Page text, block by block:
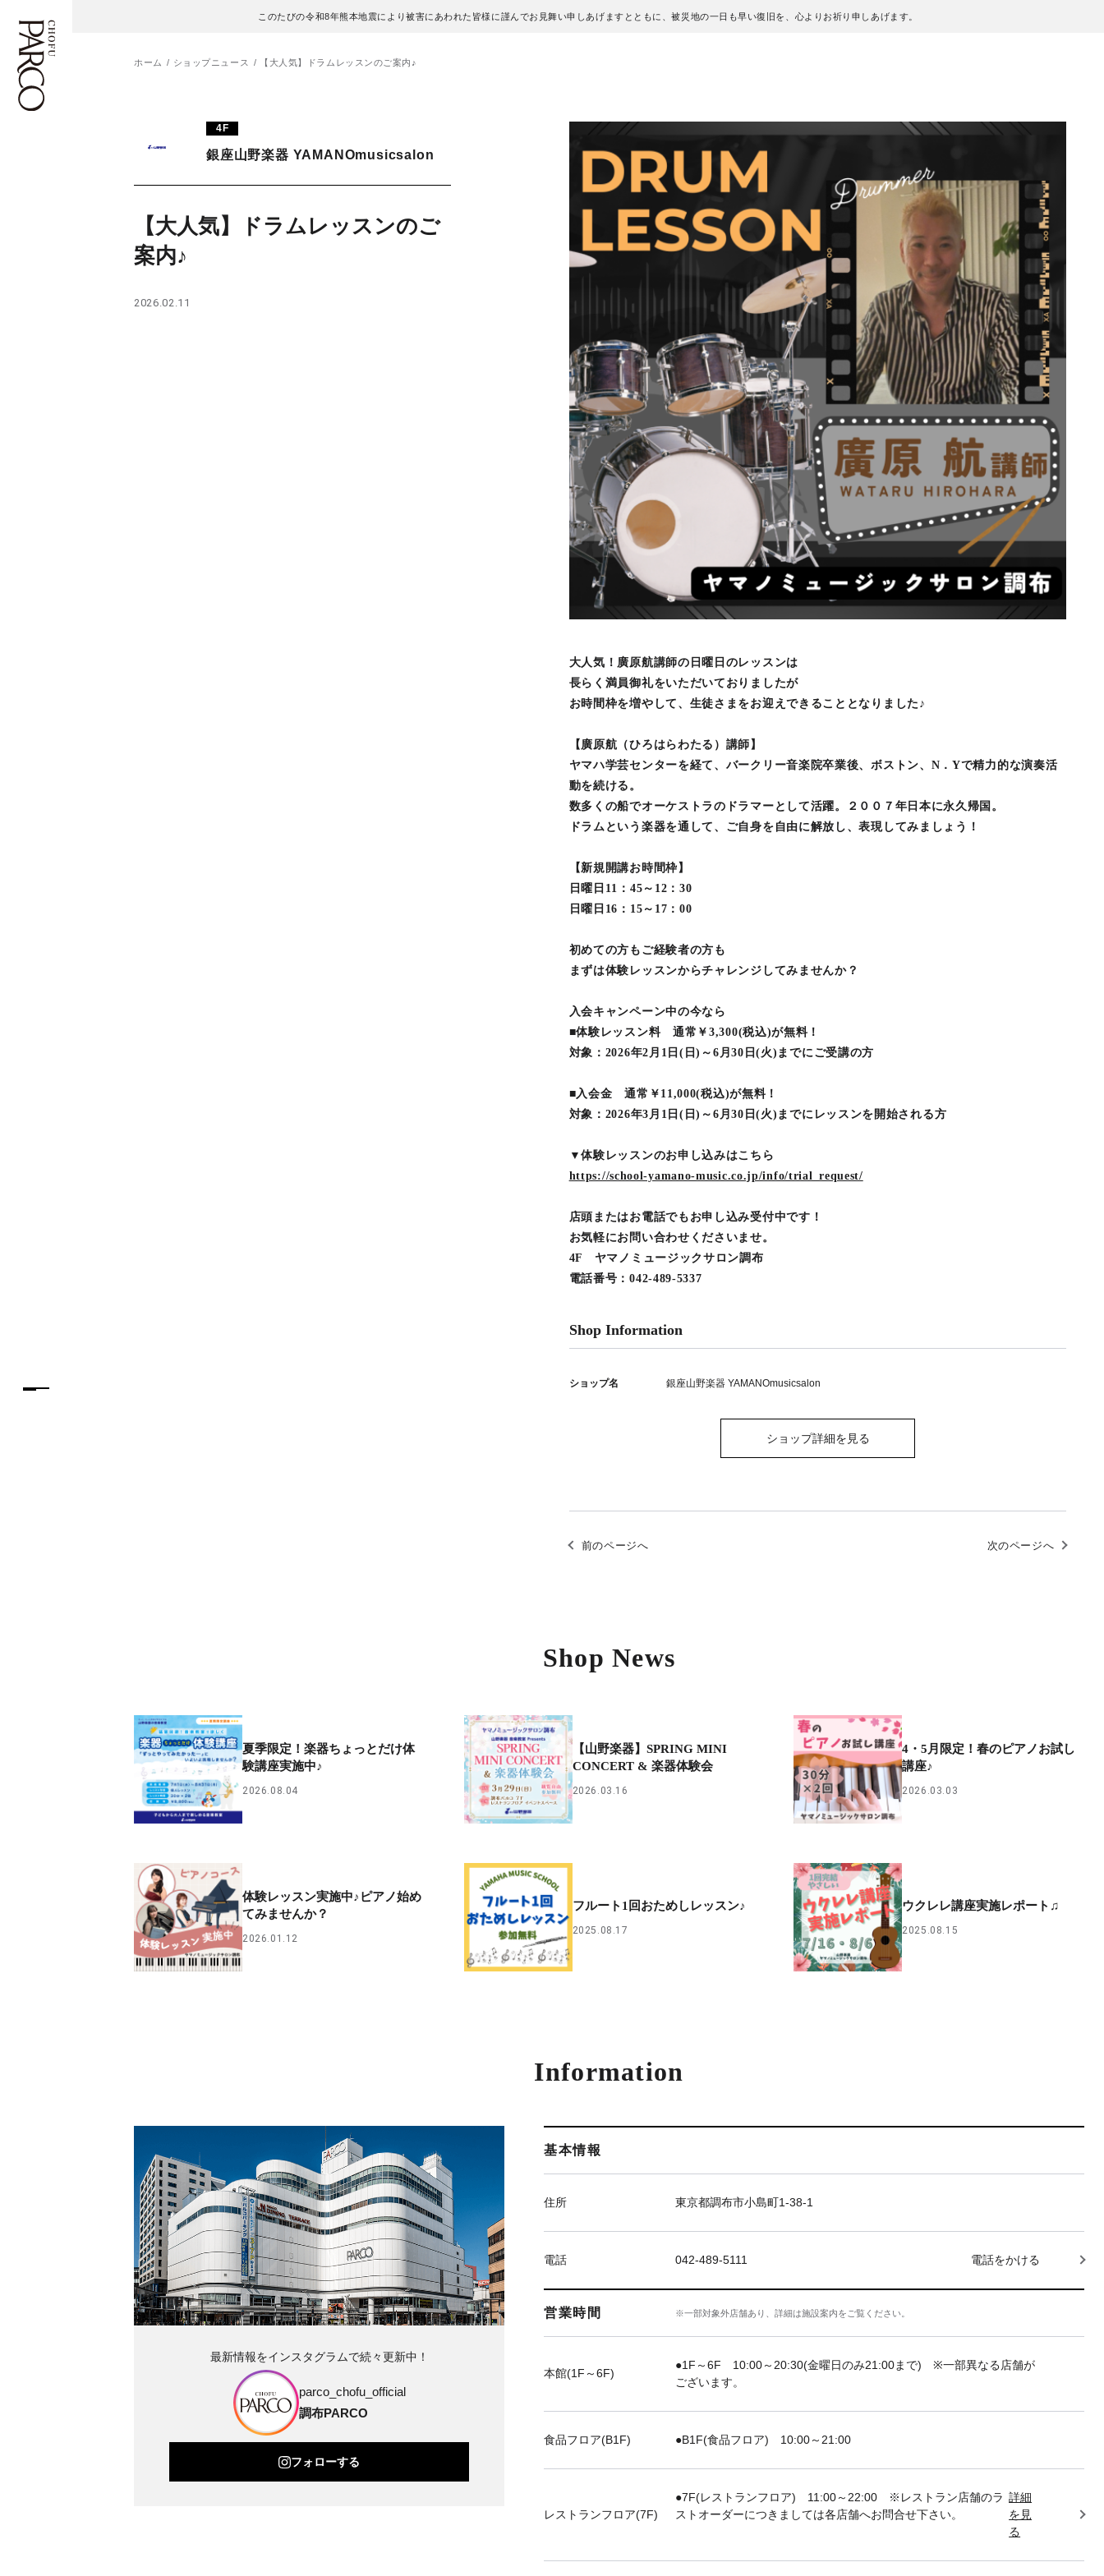
このたびの令和8年熊本地震により被害にあわれた皆様に謹んでお見舞い申しあげますとともに、被災地の一日も早い復旧を、心よりお祈り申しあげます。
施設案内・アクセス
ホーム ショップニュース 【大人気】ドラムレッスンのご案内♪
4F
銀座山野楽器 YAMANOmusicsalon
【大人気】ドラムレッスンのご
案内♪
2026.02.11
大人気！廣原航講師の日曜日のレッスンは
長らく満員御礼をいただいておりましたが
お時間枠を増やして、生徒さまをお迎えできることとなりました♪
【廣原航（ひろはらわたる）講師】
ヤマハ学芸センターを経て、バークリー音楽院卒業後、ボストン、N．Yで精力的な演奏活
動を続ける。
数多くの船でオーケストラのドラマーとして活躍。２００７年日本に永久帰国。
ドラムという楽器を通して、ご自身を自由に解放し、表現してみましょう！
【新規開講お時間枠】
日曜日11：45～12：30
日曜日16：15～17：00
初めての方もご経験者の方も
まずは体験レッスンからチャレンジしてみませんか？
入会キャンペーン中の今なら
■体験レッスン料 通常￥3,300(税込)が無料！
対象：2026年2月1日(日)～6月30日(火)までにご受講の方
■入会金 通常￥11,000(税込)が無料！
対象：2026年3月1日(日)～6月30日(火)までにレッスンを開始される方
▼体験レッスンのお申し込みはこちら
https://school-yamano-music.co.jp/info/trial_request/
店頭またはお電話でもお申し込み受付中です！
お気軽にお問い合わせくださいませ。
4F ヤマノミュージックサロン調布
電話番号：042-489-5337
Shop Information
ショップ名 銀座山野楽器 YAMANOmusicsalon
ショップ詳細を見る
前のページへ 次のページへ
Shop News
夏季限定！楽器ちょっとだけ体
験講座実施中♪
2026.08.04
【山野楽器】SPRING MINI
CONCERT & 楽器体験会
2026.03.16
4・5月限定！春のピアノお試し
講座♪
2026.03.03
体験レッスン実施中♪ピアノ始め
てみませんか？
2026.01.12
フルート1回おためしレッスン♪
2025.08.17
ウクレレ講座実施レポート♫
2025.08.15
Information
基本情報
住所 東京都調布市小島町1-38-1
電話 042-489-5111 電話をかける
営業時間 ※一部対象外店舗あり、詳細は施設案内をご覧ください。
本館(1F～6F)
●1F～6F 10:00～20:30(金曜日のみ21:00まで) ※一部異なる店舗が
ございます。
食品フロア(B1F) ●B1F(食品フロア) 10:00～21:00
レストランフロア(7F)
●7F(レストランフロア) 11:00～22:00 ※レストラン店舗のラ
ストオーダーにつきましては各店舗へお問合せ下さい。
詳細
を見
る
最新情報をインスタグラムで続々更新中！
parco_chofu_official
調布PARCO
フォローする